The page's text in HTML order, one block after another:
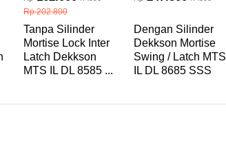
Rp 202.800
Tanpa Silinder
Mortise Lock Inter
Latch Dekkson
MTS IL DL 8585 ...
Dengan Silinder
Dekkson Mortise
Swing / Latch MTS
IL DL 8685 SSS